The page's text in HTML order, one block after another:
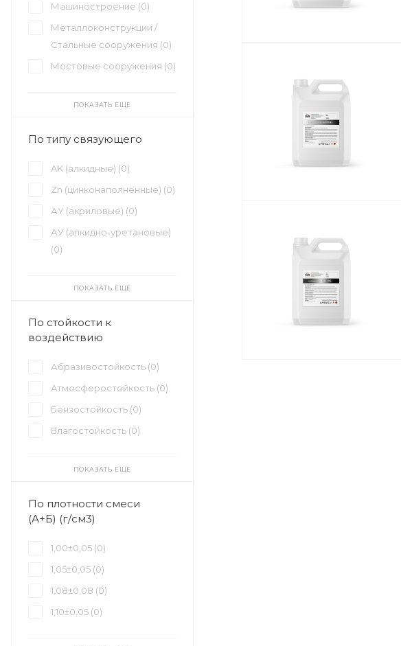
Машиностроение (0)
Металлоконструкции /
Стальные сооружения (0)
Мостовые сооружения (0)
ПОКАЗАТЬ ЕЩЕ
По типу связующего
AK (алкидные) (0)
Zn (цинконаполненные) (0)
АY (акриловые) (0)
АУ (алкидно-уретановые)
(0)
ПОКАЗАТЬ ЕЩЕ
По стойкости к
воздействию
Абразивостойкость (0)
Атмосферостойкость (0)
Бензостойкость (0)
Влагостойкость (0)
ПОКАЗАТЬ ЕЩЕ
По плотности смеси
(А+Б) (г/см3)
1,00±0,05 (0)
1,05±0,05 (0)
1,08±0,08 (0)
1,10±0,05 (0)